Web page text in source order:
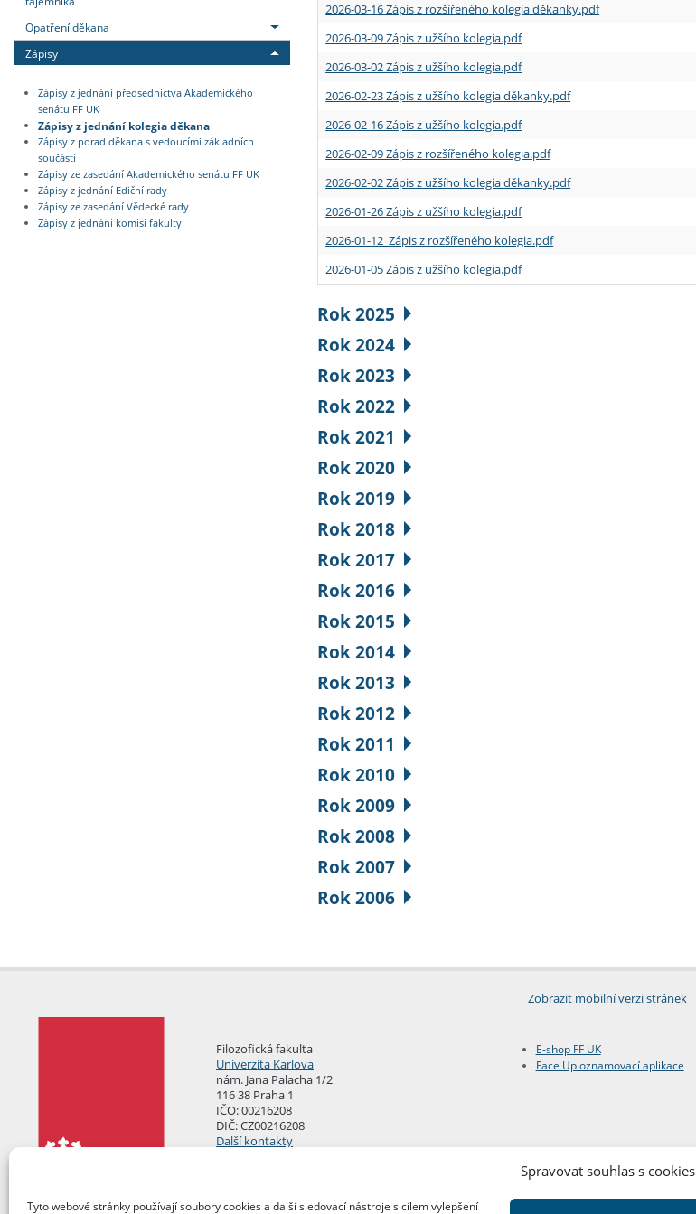
Spravovat souhlas s cookies
Tyto webové stránky používají soubory cookies a další sledovací nástroje s cílem vylepšení
Opatření děkana
Zápisy
Zápisy z jednání předsednictva Akademického
senátu FF UK
Zápisy z jednání kolegia děkana
Zápisy z porad děkana s vedoucími základních
součástí
Zápisy ze zasedání Akademického senátu FF UK
Zápisy z jednání Ediční rady
Zápisy ze zasedání Vědecké rady
Zápisy z jednání komisí fakulty
2026-03-16 Zápis z rozšířeného kolegia děkanky.pdf
2026-03-09 Zápis z užšího kolegia.pdf
2026-03-02 Zápis z užšího kolegia.pdf
2026-02-23 Zápis z užšího kolegia děkanky.pdf
2026-02-16 Zápis z užšího kolegia.pdf
2026-02-09 Zápis z rozšířeného kolegia.pdf
2026-02-02 Zápis z užšího kolegia děkanky.pdf
2026-01-26 Zápis z užšího kolegia.pdf
2026-01-12 Zápis z rozšířeného kolegia.pdf
2026-01-05 Zápis z užšího kolegia.pdf
Rok 2025
Rok 2024
Rok 2023
Rok 2022
Rok 2021
Rok 2020
Rok 2019
Rok 2018
Rok 2017
Rok 2016
Rok 2015
Rok 2014
Rok 2013
Rok 2012
Rok 2011
Rok 2010
Rok 2009
Rok 2008
Rok 2007
Rok 2006
Zobrazit mobilní verzi stránek
Filozofická fakulta
Univerzita Karlova
nám. Jana Palacha 1/2
116 38 Praha 1
IČO: 00216208
DIČ: CZ00216208
Další kontakty
E-shop FF UK
Face Up oznamovací aplikace